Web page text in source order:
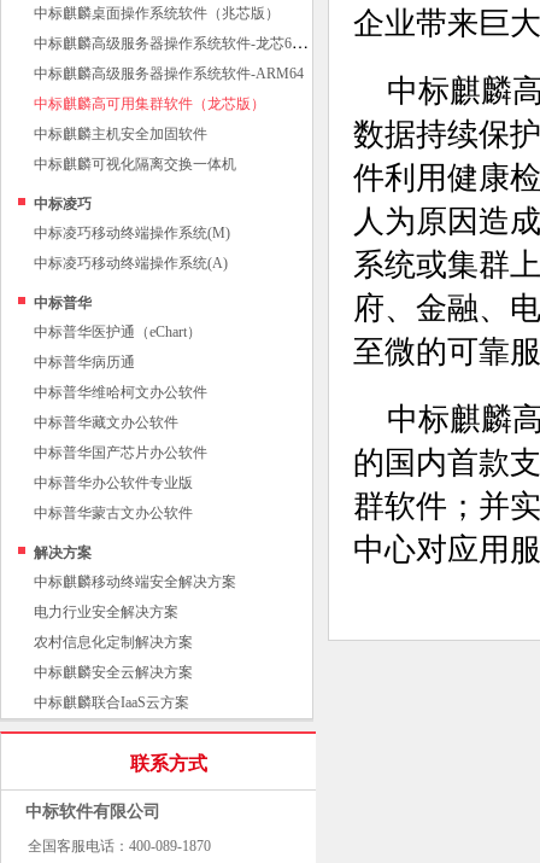
中标麒麟桌面操作系统软件（兆芯版）
中
标麒麟高级服务器操作系统软件-龙芯64位
中标麒麟高级服务器操作系统软件-ARM64
中标麒麟高可用集群软件（龙芯版）
中标麒麟主机安全加固软件
中标麒麟可视化隔离交换一体机
中标凌巧
中标凌巧移动终端操作系统(M)
中标凌巧移动终端操作系统(A)
中标普华
中标普华医护通（eChart）
中标普华病历通
中标普华维哈柯文办公软件
中标普华藏文办公软件
中标普华国产芯片办公软件
中标普华办公软件专业版
中标普华蒙古文办公软件
解决方案
中标麒麟移动终端安全解决方案
电力行业安全解决方案
农村信息化定制解决方案
中标麒麟安全云解决方案
中标麒麟联合IaaS云方案
联系方式
中标软件有限公司
全国客服电话：400-089-1870
企业带来巨
中标麒麟
数据持续保
件利用健康
人为原因造
系统或集群
府、金融、
至微的可靠
中标麒麟
的国内首款
群软件；并
中心对应用